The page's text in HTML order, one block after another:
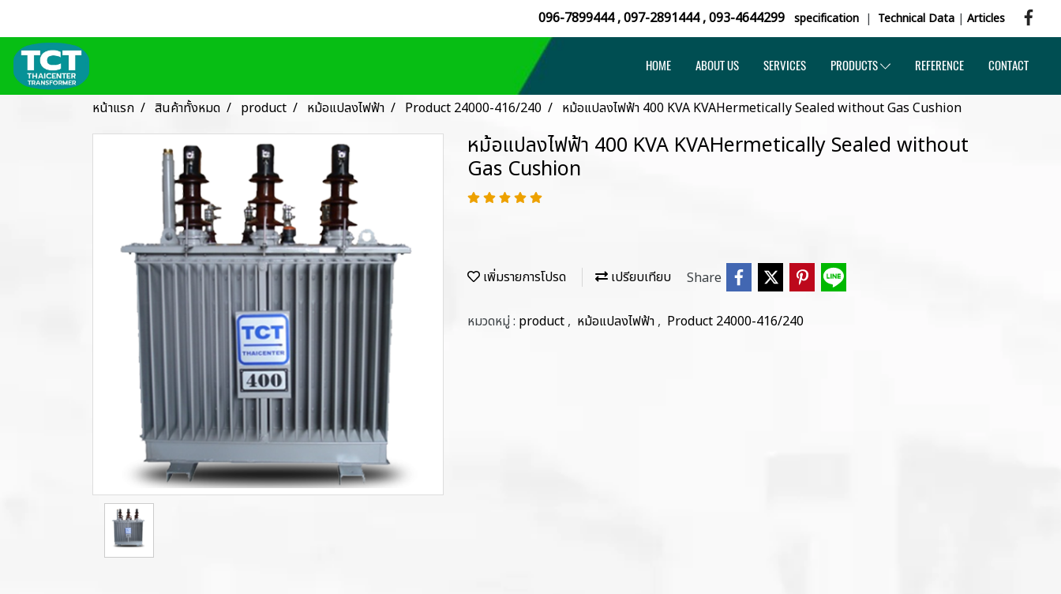
096-7899444,097-2891444,093-4644299 specification | Technical Data | Articles
HOME ABOUT US SERVICES PRODUCTS REFERENCE CONTACT
หน้าแรก สินค้าทั้งหมด product หม้อแปลงไฟฟ้า Product 24000-416/240 หม้อแปลงไฟฟ้า 400 KVA KVAHermetically Sealed without Gas Cushion
หม้อแปลงไฟฟ้า 400 KVA KVAHermetically Sealed without
Gas Cushion
เพิ่มรายการโปรด เปรียบเทียบ Share
หมวดหมู่ : product, หม้อแปลงไฟฟ้า, Product 24000-416/240